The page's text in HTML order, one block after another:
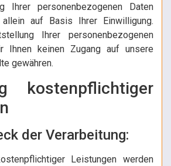
Ihrer personenbezogenen Daten
auf Basis Ihrer Einwilligung.
Ihrer personenbezogenen
Ihnen keinen Zugang auf unsere
gewähren.
kostenpflichtiger
der Verarbeitung:
Leistungen werden